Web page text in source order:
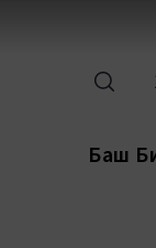
Баш